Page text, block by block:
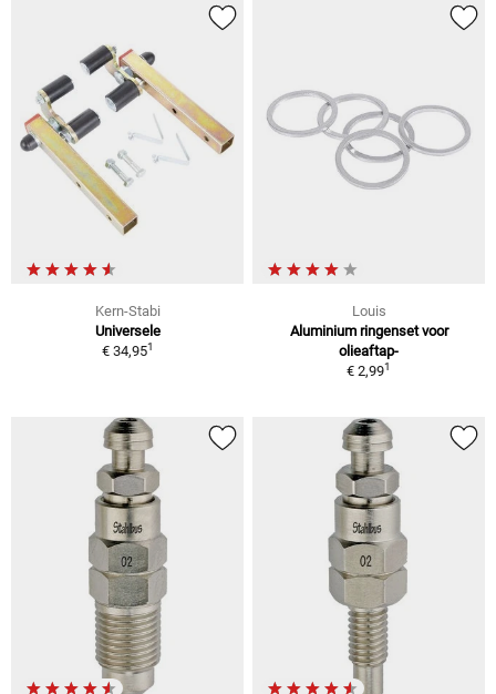
Kern-Stabi
Universele
€ 34,951
Louis
Aluminium ringenset voor
olieaftap-
€ 2,991